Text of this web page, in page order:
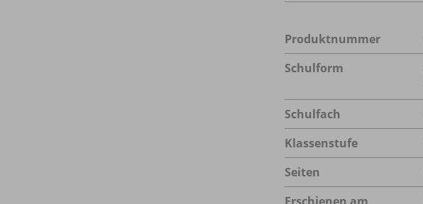
Produktnummer
Schulform
Schulfach
Klassenstufe
Seiten